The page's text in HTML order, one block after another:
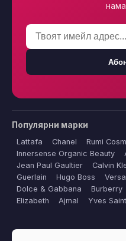
Популярни марки
Lattafa Chanel
Rumi
Innersense Organic Beauty
Jean Paul Gaultier
Calvin
Guerlain
Hugo Boss
Dolce & Gabbana
Burberry
Elizabeth
Ajmal Yves